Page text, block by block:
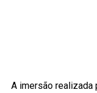
A imersão realizada